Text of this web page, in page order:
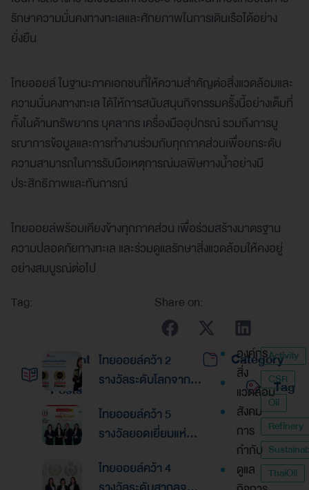
รักษาความมั่นคงทางทะเลและศักยภาพในการเดินเรือได้อย่าง
ยั่งยืน
ไทยออยล์ ในฐานะภาคเอกชนที่ให้ความสำคัญต่อสิ่งแวดล้อมและ
ความมั่นคงทางทะเล ได้ให้การสนับสนุนกิจกรรมครั้งนี้อย่างเต็มที่
ทั้งในด้านทรัพยากร บุคลากร เครื่องมืออุปกรณ์ รวมถึงการบู
รณาการข้อมูลและการทำงานร่วมกับทุกภาคส่วนเพื่อยกระดับ
ความสามารถในการรับมือเหตุการณ์มลพิษทางน้ำอย่างมี
ประสิทธิภาพและทันการณ์
ไทยออยล์พร้อมเคียงข้างทุกภาคส่วน เพื่อร่วมสร้างมาตรฐาน
ความปลอดภัยทางทะเล และร่วมดูแลรักษาสิ่งแวดล้อมให้คงอยู่
อย่างสมบูรณ์ต่อไป
Tag:
Share on:
Recent
Posts
ไทยออยล์คว้า 2
รางวัลระดับโลกจาก
Finance Awards
2026ตอกย้ำความเป็น
เลิศด้านการบริหาร
การเงินและการระดม
ไทยออยล์คว้า 5
รางวัลยอดเยี่ยมแห่ง
รางวัล “Asian
ไทยออยล์คว้า 4
Category
องค์กร
สิ่ง
แวดล้อม
สังคม
การ
กำกับ
ดูแล
Tag
Activity
CSR
Oil
Refinery
ThaiOil